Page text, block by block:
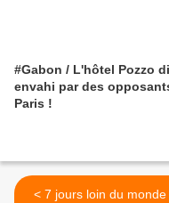
#Gabon / L'hôtel Pozzo
envahi par des
Paris !
< 7 jours loin du monde -